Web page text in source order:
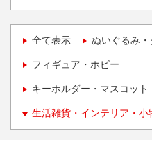
全て表示 ぬいぐるみ
フィギュア・ホビー
キーホルダー・マスコット
生活雑貨・インテリア・小